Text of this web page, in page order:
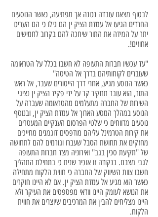
לבסוף מצאנו עובדה נכונה אך מפתיעה, כאשר הנוסעים
החרדים הגיעו אל עמדת הציק ין הם גילו כי הם העריכו
יתר על המידה את התור שיחכה להם בקרוב לחמישים
אחוזים!.
"עד עכשיו חברות התעופה לא חשבו בכלל על הטראומה
שעוברים לקוחותיהם בדרך אל הטיסה"
כאשר הנוסע מגיע, אחרי דרך הייסורים שעבר, אל ראש
התור, הוא עובר תחקיר קר על ידי פקיד הציק ין נציגי
השירות של החברה מתעלמים מהטראומה שעברה על
הנוסע במהלך המסע הארוך אל עמדת הציק ין, ובנוסף
נוסעים מדווחים כי שלטי הפרסום הענקיים המעטרים
את קירות הטרמינל עליהם מודפסים דוגמנים מחייכים
מחזקים את תחושת הסבל שעברו וגורמים להם לתחושה
של "תקיעת סכין בגב" ואירוניה מצד חברות התעופה
לגבי מצבם. בנקודה זו אזכיר שנית כי בתחילת התהליך
חשבו צוות השיווק של החברה כי חווית הלקוח מתחילה
כאשר הוא מגיע אל עמדת הציק ין. אם לא היינו חוקרים
את הנושא לעומק היינו וודאי מפספסים את העיקר ולא
היינו מצליחים להבין את המרכיבים שיוצרים את חווית
הלקוח.